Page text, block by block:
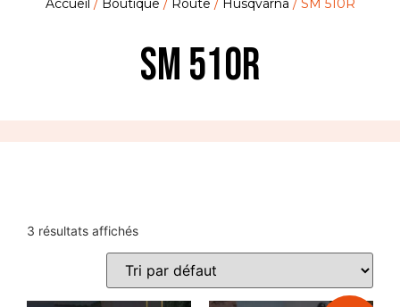
Accueil / Boutique / Route / Husqvarna / SM 510R
SM 510R
3 résultats affichés